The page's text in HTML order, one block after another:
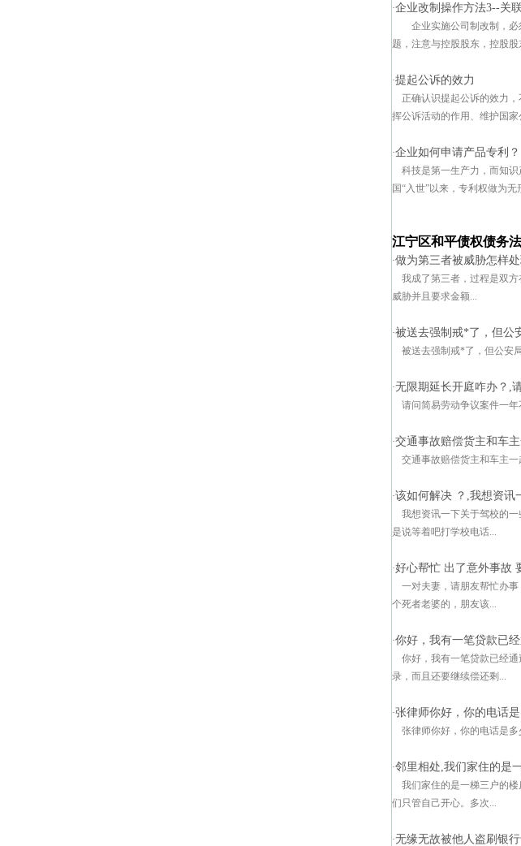
·企业改制操作方法3--关
企业实施公司制改制，必
题，注意与控股股东，控股
·提起公诉的效力
正确认识提起公诉的效力
挥公诉活动的作用、维护国
·企业如何申请产品专利？
科技是第一生产力，而知
国“入世”以来，专利权做为
江宁区和平债权债务
·做为第三者被威胁怎样处
我成了第三者，过程是双
威胁并且要求金额...
·被送去强制戒*了，但公
被送去强制戒*了，但公安
·无限期延长开庭咋办？,
请问简易劳动争议案件一
·交通事故赔偿货主和车
交通事故赔偿货主和车主一
·该如何解决 ？,我想资讯
我想资讯一下关于驾校的
是说等着吧打学校电话...
·好心帮忙 出了意外事故
一对夫妻，请朋友帮忙办
个死者老婆的，朋友该...
·你好，我有一笔贷款已
你好，我有一笔贷款已经
录，而且还要继续偿还剩...
·张律师你好，你的电话
张律师你好，你的电话是
·邻里相处,我们家住的是
我们家住的是一梯三户的
们只管自己开心。多次...
·无缘无故被他人盗刷银